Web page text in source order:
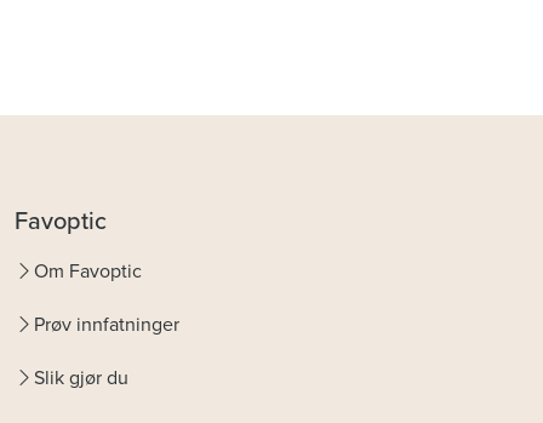
Favoptic
Om Favoptic
Prøv innfatninger
Slik gjør du